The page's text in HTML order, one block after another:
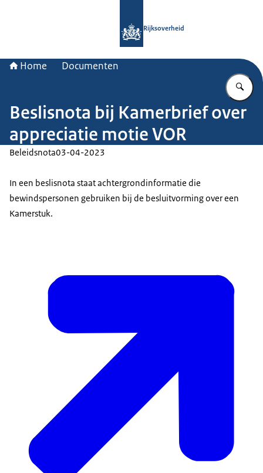
Rijksoverheid
Home Documenten
Beslisnota bij Kamerbrief over
appreciatie motie VOR
Beleidsnota03-04-2023
In een beslisnota staat achtergrondinformatie die
bewindspersonen gebruiken bij de besluitvorming over een
Kamerstuk.